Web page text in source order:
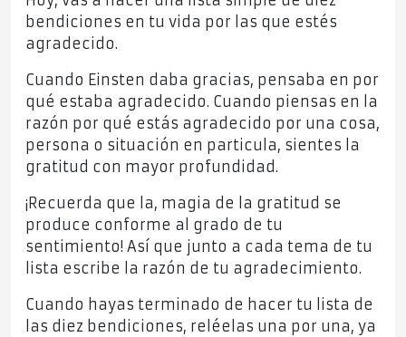
bendiciones en tu vida por las que estés
agradecido.
Cuando Einsten daba gracias, pensaba en por
qué estaba agradecido. Cuando piensas en la
razón por qué estás agradecido por una cosa,
persona o situación en particula, sientes la
gratitud con mayor profundidad.
¡Recuerda que la, magia de la gratitud se
produce conforme al grado de tu
sentimiento! Así que junto a cada tema de tu
lista escribe la razón de tu agradecimiento.
Cuando hayas terminado de hacer tu lista de
las diez bendiciones, reléelas una por una, ya